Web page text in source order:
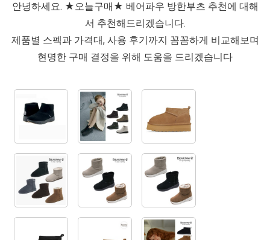
안녕하세요. ★오늘구매★ 베어파우 방한부츠 추천에 대해
서 추천해드리겠습니다.
제품별 스펙과 가격대, 사용 후기까지 꼼꼼하게 비교해보며
현명한 구매 결정을 위해 도움을 드리겠습니다